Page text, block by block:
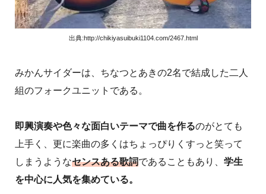
出典:http://chikiyasuibuki1104.com/2467.html
みかんサイダーは、ちなつとあきの2名で結成した二人
組のフォークユニットである。
即興演奏や色々な面白いテーマで曲を作るのがとても
上手く、更に楽曲の多くはちょっぴりくすっと笑って
しまうようなセンスある歌詞であることもあり、 学生
を中心に人気を集めている。